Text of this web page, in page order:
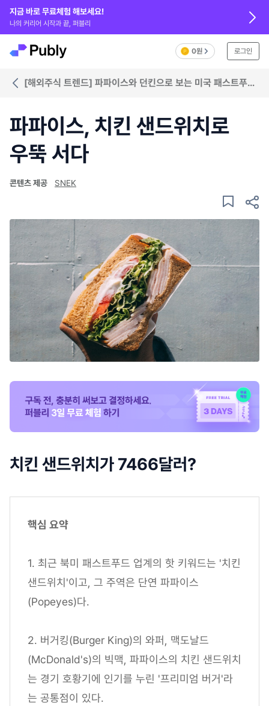
지금 바로 무료체험 해보세요!
나의 커리어 시작과 끝, 퍼블리
0원 로그인
[해외주식 트렌드] 파파이스와 던킨으로 보는 미국 패스트푸드
파파이스, 치킨 샌드위치로
우뚝 서다
콘텐츠 제공 SNEK
치킨 샌드위치가 7466달러?
핵심 요약
1. 최근 북미 패스트푸드 업계의 핫 키워드는 '치킨
샌드위치'이고, 그 주역은 단연 파파이스
(Popeyes)다.
2. 버거킹(Burger King)의 와퍼, 맥도날드
(McDonald's)의 빅맥, 파파이스의 치킨 샌드위치
는 경기 호황기에 인기를 누린 '프리미엄 버거'라
는 공통점이 있다.